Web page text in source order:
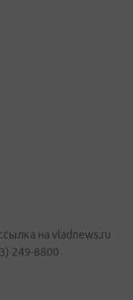
на vladnews.ru
249-8800